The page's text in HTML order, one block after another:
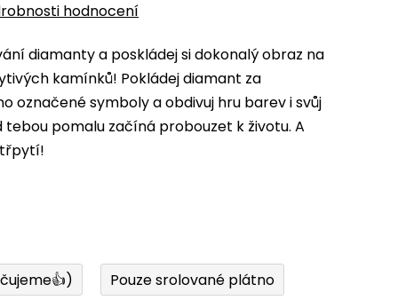
hodnocení
diamanty a poskládej si dokonalý obraz na
kamínků! Pokládej diamant za
označené symboly a obdivuj hru barev i svůj
pomalu začíná probouzet k životu. A
Pouze srolované plátno